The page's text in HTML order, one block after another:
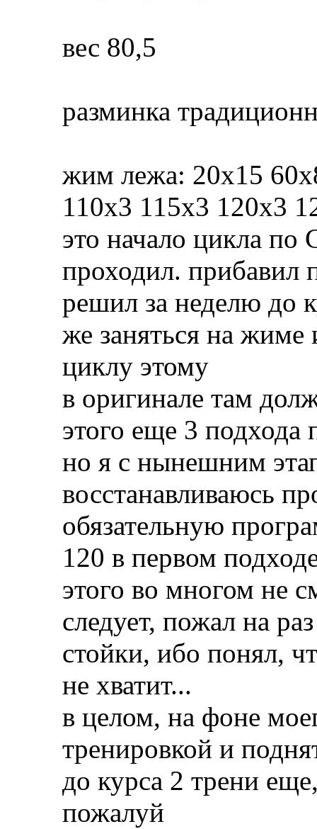
вес 80,5
разминка
жим лежа: 20х15
110х3 115х3 120х3
это начало цикла по
проходил. прибавил
решил за неделю до
же заняться на жиме
циклу этому
в оригинале там
этого еще 3 подхода
но я с нынешним
восстанавливаюсь
обязательную
120 в первом
этого во многом не
следует, пожал на
стойки, ибо понял,
не хватит...
в целом, на фоне
тренировкой и
до курса 2 трени
пожалуй